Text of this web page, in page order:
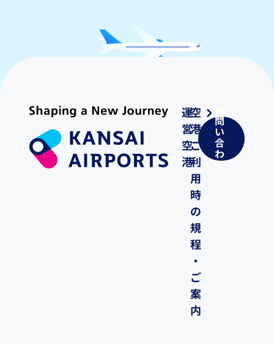
運
営
空
港
空
港
ご
利
用
時
の
規
程
・
ご
案
内
問
い
合
わ
せ